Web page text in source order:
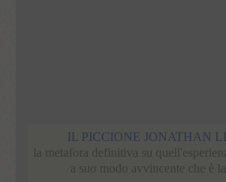
IL PICCIONE JONATHAN
la metafora definitiva su
a suo modo avvincente che è